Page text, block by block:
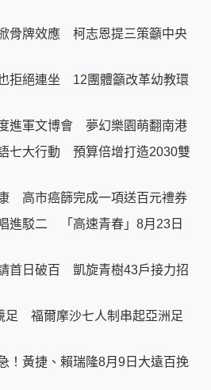
骨牌效應 柯志恩提三策籲中央
拒絕連坐 12團體籲改革幼教環
進軍文博會 夢幻樂園萌翻南港
七大行動 預算倍增打造2030雙
高市癌篩完成一項送百元禮券
進駁二 「高速青春」8月23日
首日破百 凱旋青樹43戶接力招
足 福爾摩沙七人制串起亞洲足
！黃捷、賴瑞隆8月9日大遠百挽